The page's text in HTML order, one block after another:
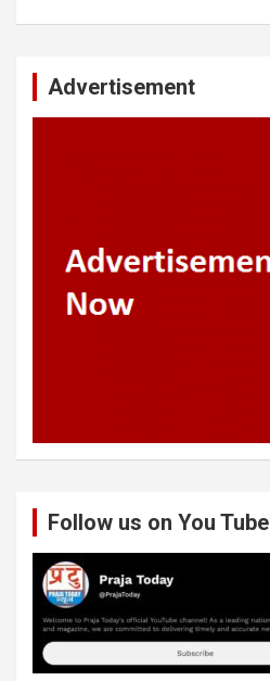
Advertisement
Follow us on You Tube